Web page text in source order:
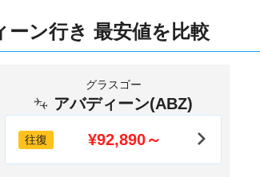
ン行き 最安値を比較
グラスゴー
アバディーン(ABZ)
往復 ¥92,890～